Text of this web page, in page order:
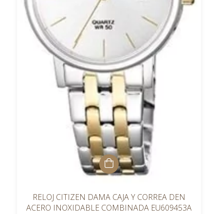
RELOJ CITIZEN DAMA CAJA Y CORREA DEN
ACERO INOXIDABLE COMBINADA EU609453A